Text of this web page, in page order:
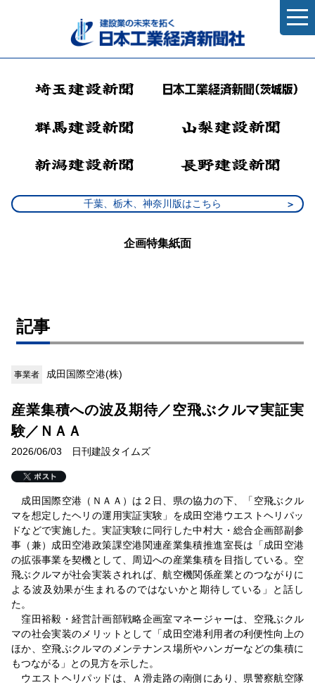
千葉、栃木、神奈川版はこちら
企画特集紙面
記事
事業者 成田国際空港(株)
産業集積への波及期待／空飛ぶクルマ実証実
験／ＮＡＡ
2026/06/03 日刊建設タイムズ
成田国際空港（ＮＡＡ）は２日、県の協力の下、「空飛ぶクル
マを想定したヘリの運用実証実験」を成田空港ウエストヘリパッ
ドなどで実施した。実証実験に同行した中村大・総合企画部副参
事（兼）成田空港政策課空港関連産業集積推進室長は「成田空港
の拡張事業を契機として、周辺への産業集積を目指している。空
飛ぶクルマが社会実装されれば、航空機関係産業とのつながりに
よる波及効果が生まれるのではないかと期待している」と話し
た。
窪田裕毅・経営計画部戦略企画室マネージャーは、空飛ぶクル
マの社会実装のメリットとして「成田空港利用者の利便性向上の
ほか、空飛ぶクルマのメンテナンス場所やハンガーなどの集積に
もつながる」との見方を示した。
ウエストヘリパッドは、Ａ滑走路の南側にあり、県警察航空隊